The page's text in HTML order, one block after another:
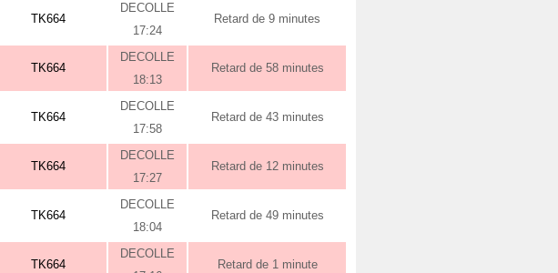
TK664
DECOLLE
17:24
Retard de 9 minutes
TK664
DECOLLE
18:13
Retard de 58 minutes
TK664
DECOLLE
17:58
Retard de 43 minutes
TK664
DECOLLE
17:27
Retard de 12 minutes
TK664
DECOLLE
18:04
Retard de 49 minutes
TK664
DECOLLE
Retard de 1 minute